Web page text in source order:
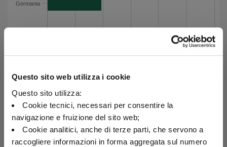
Questo sito web utilizza i cookie
Questo sito utilizza:
Cookie tecnici, necessari per consentire la
navigazione e fruizione del sito web;
Cookie analitici, anche di terze parti, che servono a
raccogliere informazioni in forma aggregata sul numero
Esposizione per paese - Dati del grafico
Germania
Sudafrica